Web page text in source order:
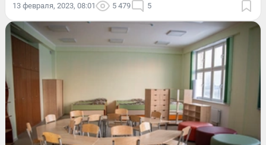
13 февраля, 2023, 08:01 5 479 5